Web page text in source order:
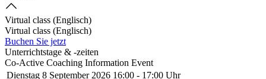
Virtual class (Englisch)
Virtual class (Englisch)
Buchen Sie jetzt
Unterrichtstage & -zeiten
Co-Active Coaching Information Event
Dienstag 8 September 2026 16:00 - 17:00 Uhr